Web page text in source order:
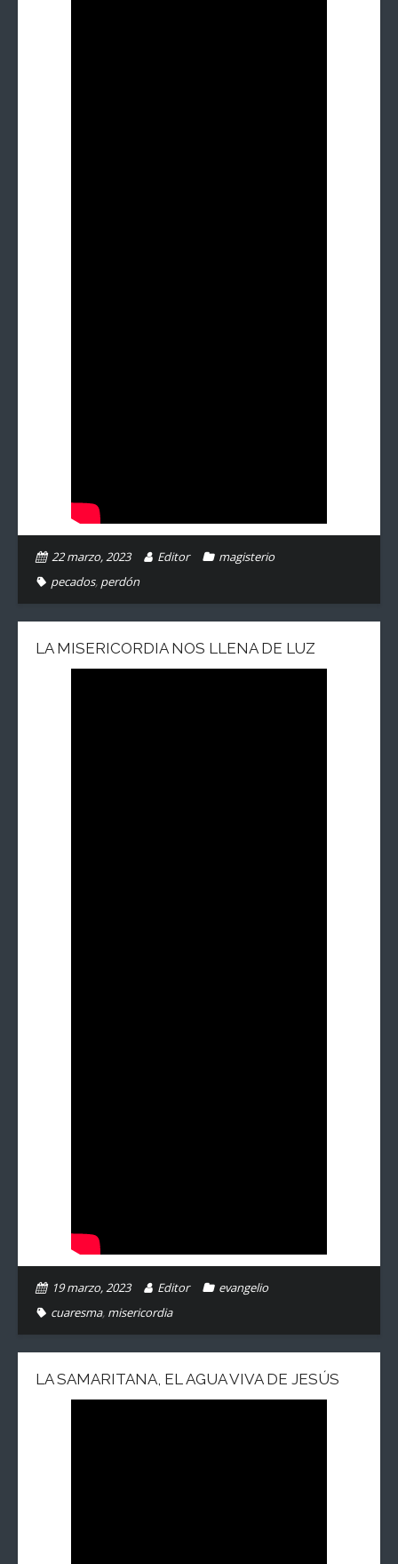
22 marzo, 2023 Editor
magisterio
pecados, perdón
LA MISERICORDIA NOS LLENA DE LUZ
19 marzo, 2023 Editor
evangelio
cuaresma, misericordia
LA SAMARITANA, EL AGUA VIVA DE JESÚS